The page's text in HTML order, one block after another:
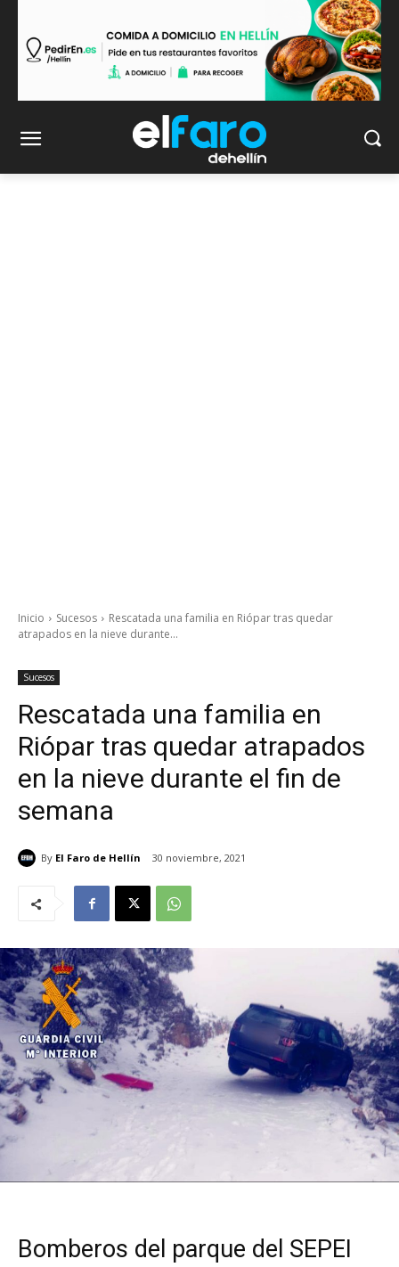
Inicio Sucesos
Rescatada una familia en Riópar tras quedar
atrapados en la nieve durante...
Sucesos
Rescatada una familia en
Riópar tras quedar atrapados
en la nieve durante el fin de
semana
By El Faro de Hellín 30 noviembre, 2021
Bomberos del parque del SEPEI